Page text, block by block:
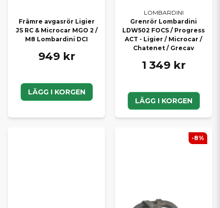
Främre avgasrör Ligier
JS RC & Microcar MGO 2 /
M8 Lombardini DCI
949 kr
LÄGG I KORGEN
LOMBARDINI
Grenrör Lombardini
LDW502 FOCS / Progress
ACT - Ligier / Microcar /
Chatenet / Grecav
1 349 kr
LÄGG I KORGEN
-8%